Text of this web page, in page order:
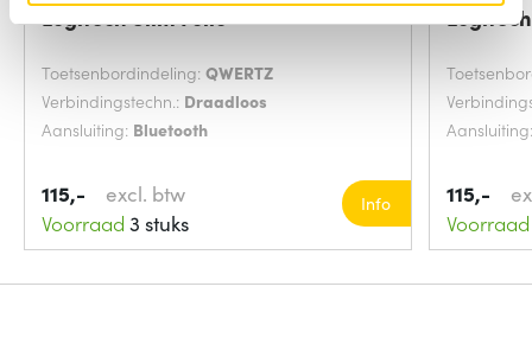
Logitech Slim Folio
Toetsenbordindeling: QWERTZ
Verbindingstechn.: Draadloos
Aansluiting: Bluetooth
115,-
excl. btw
Voorraad 3 stuks
Info 115,-
Voorraad